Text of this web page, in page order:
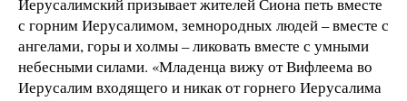
с горним Иерусалимом, земнородных людей – вместе с
ангелами, горы и холмы – ликовать вместе с умными
небесными силами. «Младенца вижу от Вифлеема во
Иерусалим входящего и никак от горнего Иерусалима